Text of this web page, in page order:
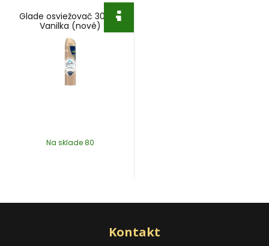
Glade osviežovač 300ml
Vanilka (nové)
Na sklade 80
Kontakt